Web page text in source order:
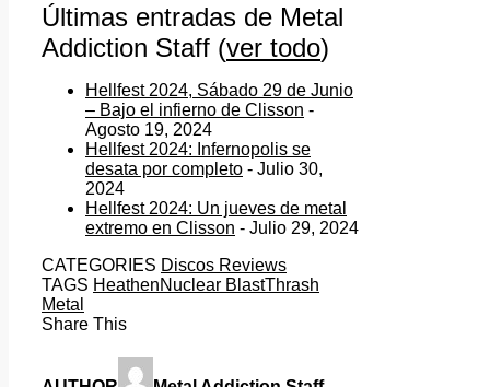
Últimas entradas de Metal
Addiction Staff (ver todo)
Hellfest 2024, Sábado 29 de Junio
– Bajo el infierno de Clisson -
Agosto 19, 2024
Hellfest 2024: Infernopolis se
desata por completo - Julio 30,
2024
Hellfest 2024: Un jueves de metal
extremo en Clisson - Julio 29, 2024
CATEGORIES Discos Reviews
TAGS HeathenNuclear BlastThrash
Metal
Share This